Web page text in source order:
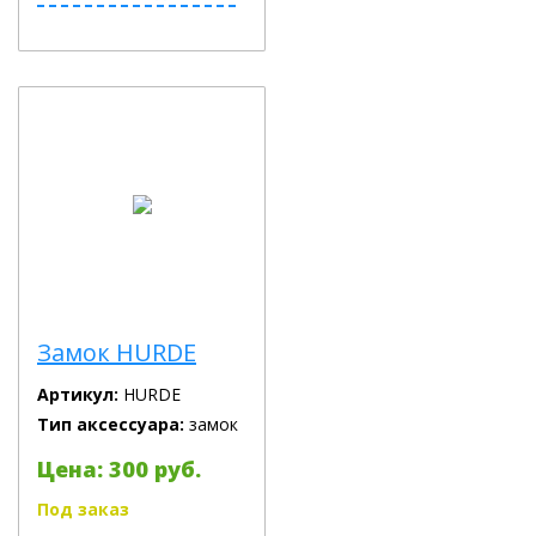
Замок HURDE
Артикул: HURDE
Тип аксессуара: замок
Цена: 300 руб.
Под заказ